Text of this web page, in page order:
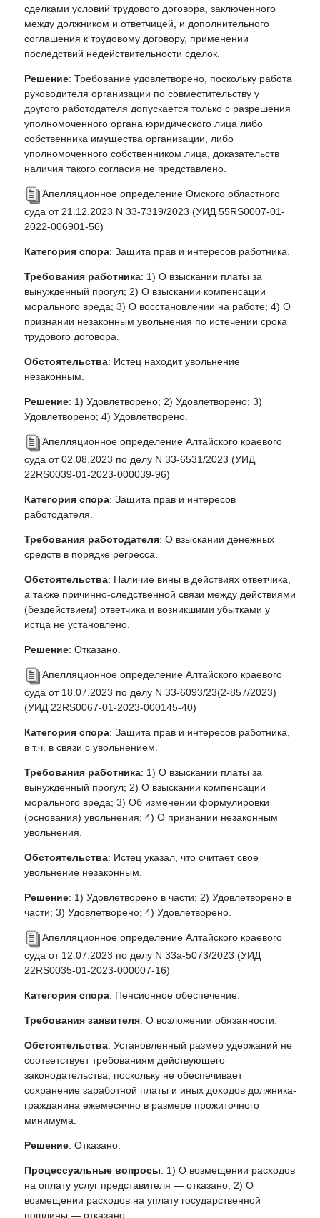
сделками условий трудового договора, заключенного
между должником и ответчицей, и дополнительного
соглашения к трудовому договору, применении
последствий недействительности сделок.
Решение: Требование удовлетворено, поскольку работа
руководителя организации по совместительству у
другого работодателя допускается только с разрешения
уполномоченного органа юридического лица либо
собственника имущества организации, либо
уполномоченного собственником лица, доказательств
наличия такого согласия не представлено.
Апелляционное определение Омского областного
суда от 21.12.2023 N 33-7319/2023 (УИД 55RS0007-01-
2022-006901-56)
Категория спора: Защита прав и интересов работника.
Требования работника: 1) О взыскании платы за
вынужденный прогул; 2) О взыскании компенсации
морального вреда; 3) О восстановлении на работе; 4) О
признании незаконным увольнения по истечении срока
трудового договора.
Обстоятельства: Истец находит увольнение
незаконным.
Решение: 1) Удовлетворено; 2) Удовлетворено; 3)
Удовлетворено; 4) Удовлетворено.
Апелляционное определение Алтайского краевого
суда от 02.08.2023 по делу N 33-6531/2023 (УИД
22RS0039-01-2023-000039-96)
Категория спора: Защита прав и интересов
работодателя.
Требования работодателя: О взыскании денежных
средств в порядке регресса.
Обстоятельства: Наличие вины в действиях ответчика,
а также причинно-следственной связи между действиями
(бездействием) ответчика и возникшими убытками у
истца не установлено.
Решение: Отказано.
Апелляционное определение Алтайского краевого
суда от 18.07.2023 по делу N 33-6093/23(2-857/2023)
(УИД 22RS0067-01-2023-000145-40)
Категория спора: Защита прав и интересов работника,
в т.ч. в связи с увольнением.
Требования работника: 1) О взыскании платы за
вынужденный прогул; 2) О взыскании компенсации
морального вреда; 3) Об изменении формулировки
(основания) увольнения; 4) О признании незаконным
увольнения.
Обстоятельства: Истец указал, что считает свое
увольнение незаконным.
Решение: 1) Удовлетворено в части; 2) Удовлетворено в
части; 3) Удовлетворено; 4) Удовлетворено.
Апелляционное определение Алтайского краевого
суда от 12.07.2023 по делу N 33а-5073/2023 (УИД
22RS0035-01-2023-000007-16)
Категория спора: Пенсионное обеспечение.
Требования заявителя: О возложении обязанности.
Обстоятельства: Установленный размер удержаний не
соответствует требованиям действующего
законодательства, поскольку не обеспечивает
сохранение заработной платы и иных доходов должника-
гражданина ежемесячно в размере прожиточного
минимума.
Решение: Отказано.
Процессуальные вопросы: 1) О возмещении расходов
на оплату услуг представителя — отказано; 2) О
возмещении расходов на уплату государственной
пошлины — отказано.